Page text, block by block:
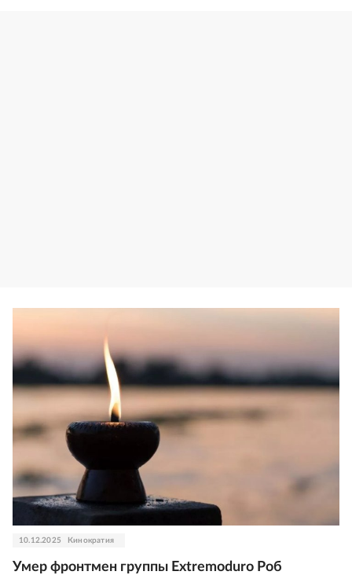
10.12.2025 Кинократия
Умер фронтмен группы Extremoduro Роб